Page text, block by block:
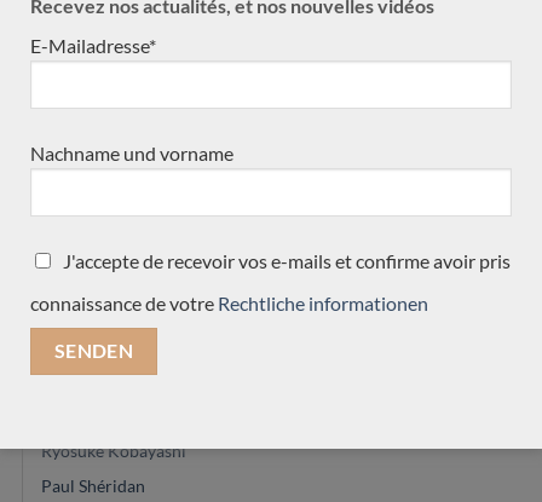
Masura Kohno
José Marques
Jose Romanillos & son
Achim-Peter Gropius
Gregory Byers
Philipp Neumann
Ryosuke Kobayashi
Paul Shéridan
Recevez nos actualités, et nos nouvelles vidéos
E-Mailadresse*
Nachname und vorname
J'accepte de recevoir vos e-mails et confirme avoir pris
connaissance de votre Rechtliche informationen